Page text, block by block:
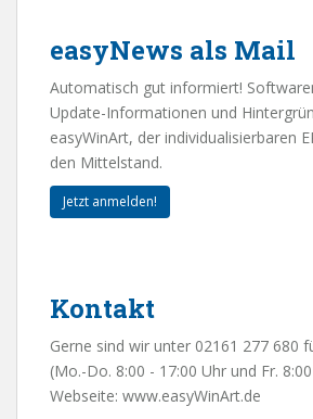
easyNews als Mail
Automatisch gut informiert!
Update-Informationen und
easyWinArt, der individualisierbaren
den Mittelstand.
Jetzt anmelden!
Kontakt
Gerne sind wir unter 02161 277 680
(Mo.-Do. 8:00 - 17:00 Uhr und Fr.
Webseite: www.easyWinArt.de